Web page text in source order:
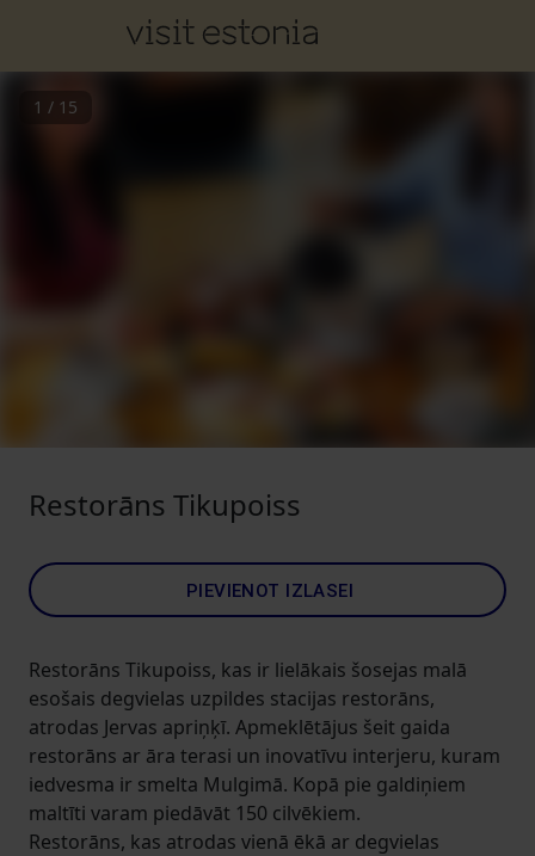
1 / 15
Restorāns Tikupoiss
PIEVIENOT IZLASEI
Restorāns Tikupoiss, kas ir lielākais šosejas malā
esošais degvielas uzpildes stacijas restorāns,
atrodas Jervas apriņķī. Apmeklētājus šeit gaida
restorāns ar āra terasi un inovatīvu interjeru, kuram
iedvesma ir smelta Mulgimā. Kopā pie galdiņiem
maltīti varam piedāvāt 150 cilvēkiem.
Restorāns, kas atrodas vienā ēkā ar degvielas